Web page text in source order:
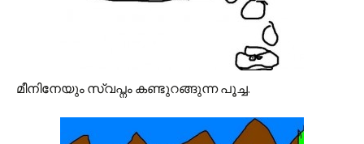
മീനിനേയും സ്വപ്നം കണ്ടുറങ്ങുന്ന പൂച്ച.